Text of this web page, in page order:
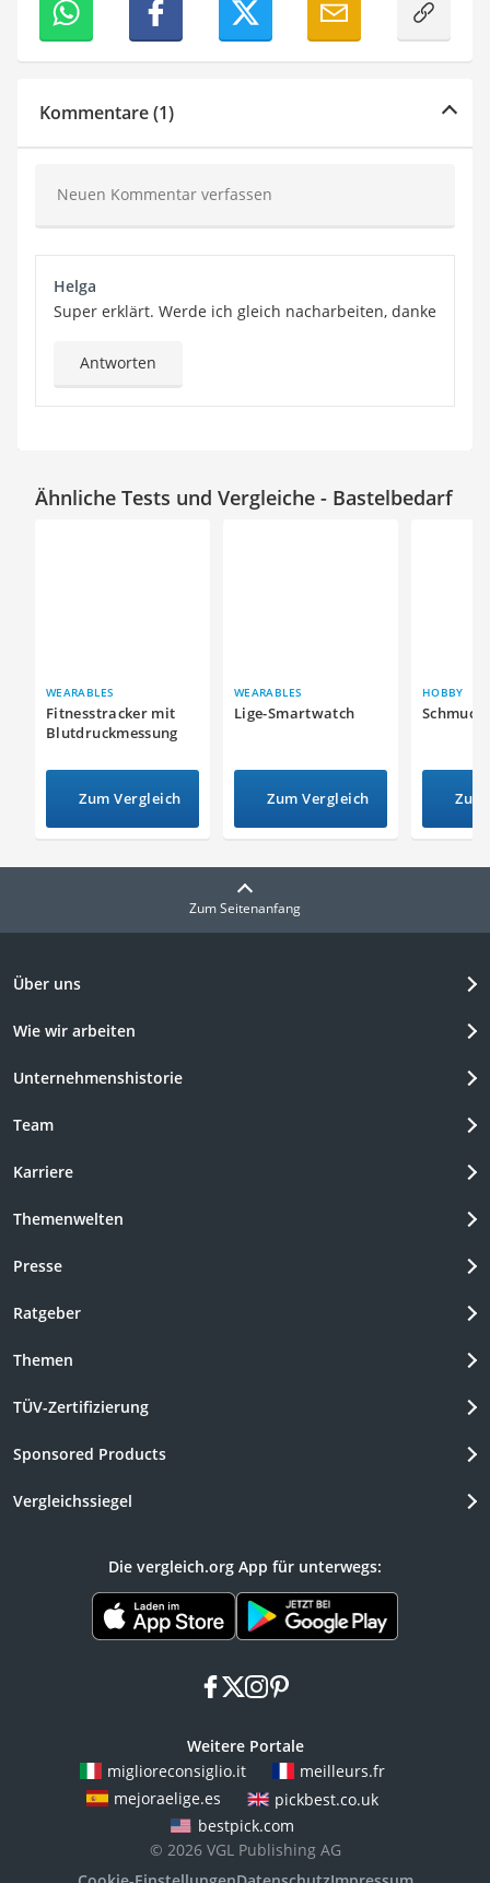
Kommentare (1)
Neuen Kommentar verfassen
Helga
Super erklärt. Werde ich gleich nacharbeiten, danke
Antworten
Ähnliche Tests und Vergleiche - Bastelbedarf
WEARABLES
Fitnesstracker mit
Blutdruckmessung
Zum Vergleich
WEARABLES
Lige-Smartwatch
Zum Vergleich
HOBBY
Zum Seitenanfang
Über uns
Wie wir arbeiten
Unternehmenshistorie
Team
Karriere
Themenwelten
Presse
Ratgeber
Themen
TÜV-Zertifizierung
Sponsored Products
Vergleichssiegel
Die vergleich.org App für unterwegs:
facebook
x instagram
pinterest
Weitere Portale
miglioreconsiglio.it
meilleurs.fr
mejoraelige.es
pickbest.co.uk
bestpick.com
© 2026 VGL Publishing AG